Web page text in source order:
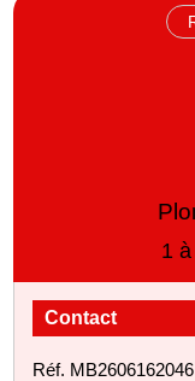
1
Contact
Réf. MB2606162046